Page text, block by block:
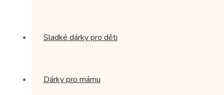
Sladké dárky pro děti
Dárky pro mámu